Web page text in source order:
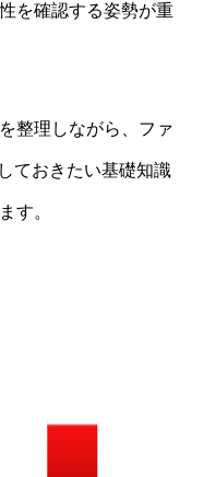
を確認する姿勢が重
整理しながら、ファ
ておきたい基礎知識
す。